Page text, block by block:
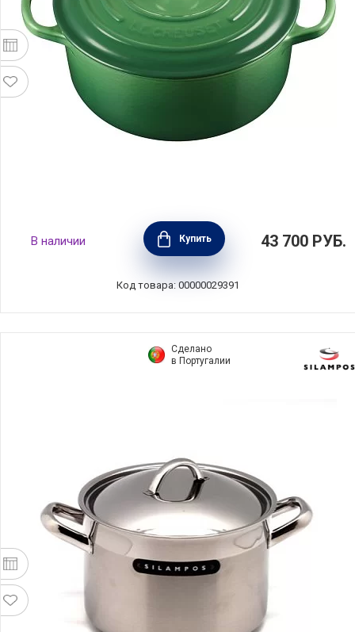
Кастрюля с крышкой 24 см, объем 4,2 л,
эмалированный чугун, цвет зеленый бамбук,
Le Creuset, Франция, 21177244082430
В наличии Купить 43 700 РУБ.
Код товара: 00000029391
Сделано
в Португалии